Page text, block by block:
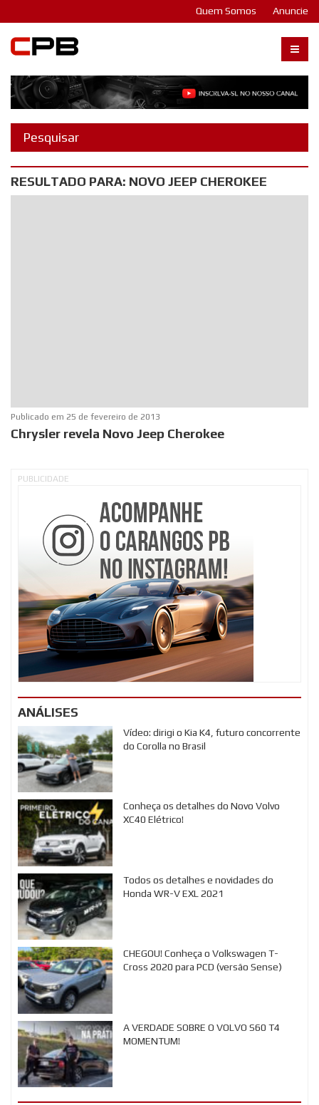
Quem Somos Anuncie
RESULTADO PARA: NOVO JEEP CHEROKEE
Publicado em 25 de fevereiro de 2013
Chrysler revela Novo Jeep Cherokee
PUBLICIDADE
ANÁLISES
Vídeo: dirigi o Kia K4, futuro concorrente
do Corolla no Brasil
Conheça os detalhes do Novo Volvo
XC40 Elétrico!
Todos os detalhes e novidades do
Honda WR-V EXL 2021
CHEGOU! Conheça o Volkswagen T-
Cross 2020 para PCD (versão Sense)
A VERDADE SOBRE O VOLVO S60 T4
MOMENTUM!